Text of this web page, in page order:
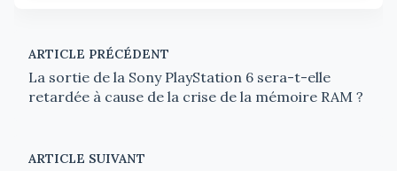
ARTICLE PRÉCÉDENT
La sortie de la Sony PlayStation 6 sera-t-elle
retardée à cause de la crise de la mémoire RAM ?
ARTICLE SUIVANT